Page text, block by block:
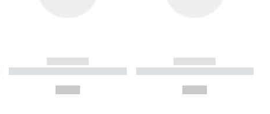
------------
----------- ----------- ----------
------------
----------- ----------- ----------